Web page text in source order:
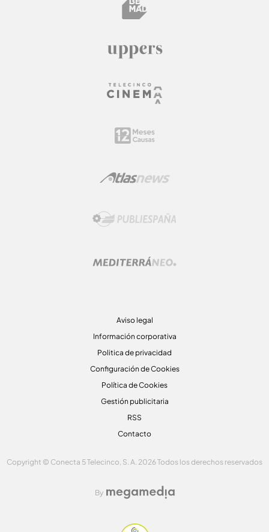
Aviso legal
Información corporativa
Politica de privacidad
Configuración de Cookies
Política de Cookies
Gestión publicitaria
RSS
Contacto
Copyright © Conecta 5 Telecinco, S. A. 2026 Todos los derechos reservados
By